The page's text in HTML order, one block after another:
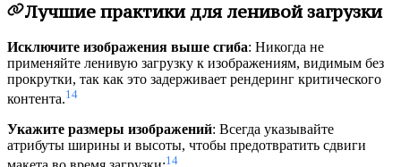
Лучшие практики для ленивой загрузки
Исключите изображения выше сгиба: Никогда не
применяйте ленивую загрузку к изображениям, видимым без
прокрутки, так как это задерживает рендеринг критического
контента.14
Укажите размеры изображений: Всегда указывайте
атрибуты ширины и высоты, чтобы предотвратить сдвиги
14